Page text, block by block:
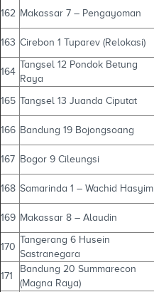
162 Makassar 7 – Pengayoman
163 Cirebon 1 Tuparev (Relokasi)
164
Tangsel 12 Pondok Betung
Raya
165 Tangsel 13 Juanda Ciputat
166 Bandung 19 Bojongsoang
167 Bogor 9 Cileungsi
168 Samarinda 1 – Wachid Hasyim
169 Makassar 8 – Alaudin
170
Tangerang 6 Husein
Sastranegara
171
Bandung 20 Summarecon
(Magna Raya)